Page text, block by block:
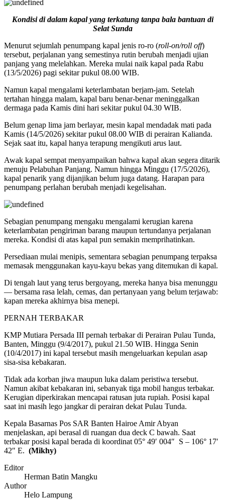
Kondisi di dalam kapal yang terkatung tanpa bala bantuan di
Selat Sunda
Menurut sejumlah penumpang kapal jenis ro-ro (roll-on/roll off)
tersebut, perjalanan yang semestinya rutin berubah menjadi ujian
panjang yang melelahkan. Mereka mulai naik kapal pada Rabu
(13/5/2026) pagi sekitar pukul 08.00 WIB.
Namun kapal mengalami keterlambatan berjam-jam. Setelah
tertahan hingga malam, kapal baru benar-benar meninggalkan
dermaga pada Kamis dini hari sekitar pukul 04.30 WIB.
Belum genap lima jam berlayar, mesin kapal mendadak mati pada
Kamis (14/5/2026) sekitar pukul 08.00 WIB di perairan Kalianda.
Sejak saat itu, kapal hanya terapung mengikuti arus laut.
Awak kapal sempat menyampaikan bahwa kapal akan segera ditarik
menuju Pelabuhan Panjang. Namun hingga Minggu (17/5/2026),
kapal penarik yang dijanjikan belum juga datang. Harapan para
penumpang perlahan berubah menjadi kegelisahan.
Sebagian penumpang mengaku mengalami kerugian karena
keterlambatan pengiriman barang maupun tertundanya perjalanan
mereka. Kondisi di atas kapal pun semakin memprihatinkan.
Persediaan mulai menipis, sementara sebagian penumpang terpaksa
memasak menggunakan kayu-kayu bekas yang ditemukan di kapal.
Di tengah laut yang terus bergoyang, mereka hanya bisa menunggu
— bersama rasa lelah, cemas, dan pertanyaan yang belum terjawab:
kapan mereka akhirnya bisa menepi.
PERNAH TERBAKAR
KMP Mutiara Persada III pernah terbakar di Perairan Pulau Tunda,
Banten, Minggu (9/4/2017), pukul 21.50 WIB. Hingga Senin
(10/4/2017) ini kapal tersebut masih mengeluarkan kepulan asap
sisa-sisa kebakaran.
Tidak ada korban jiwa maupun luka dalam peristiwa tersebut.
Namun akibat kebakaran ini, sebanyak tiga mobil hangus terbakar.
Kerugian diperkirakan mencapai ratusan juta rupiah. Posisi kapal
saat ini masih lego jangkar di perairan dekat Pulau Tunda.
Kepala Basarnas Pos SAR Banten Hairoe Amir Abyan
menjelaskan, api berasal di ruangan dua deck C bawah. Saat
terbakar posisi kapal berada di koordinat 05° 49′ 004″ S – 106° 17′
42″ E. (Mikhy)
Editor
Herman Batin Mangku
Author
Helo Lampung